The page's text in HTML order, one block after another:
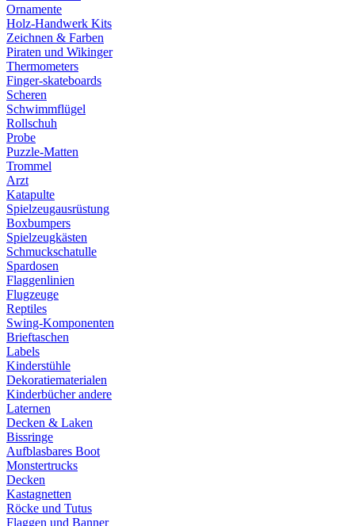
Ornamente
Holz-Handwerk Kits
Zeichnen & Farben
Piraten und Wikinger
Thermometers
Finger-skateboards
Scheren
Schwimmflügel
Rollschuh
Probe
Puzzle-Matten
Trommel
Arzt
Katapulte
Spielzeugausrüstung
Boxbumpers
Spielzeugkästen
Schmuckschatulle
Spardosen
Flaggenlinien
Flugzeuge
Reptiles
Swing-Komponenten
Brieftaschen
Labels
Kinderstühle
Dekoratiematerialen
Kinderbücher andere
Laternen
Decken & Laken
Bissringe
Aufblasbares Boot
Monstertrucks
Decken
Kastagnetten
Röcke und Tutus
Flaggen und Banner